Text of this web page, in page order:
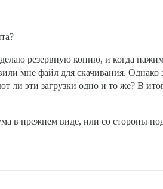
резервную копию, и когда
мне файл для скачивания. Однако
ли эти загрузки одно и то же? В
в прежнем виде, или со стороны